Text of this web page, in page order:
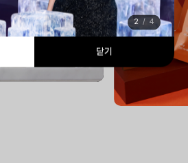
2 / 4
닫기